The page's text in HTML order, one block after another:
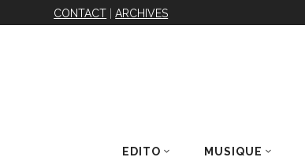
CONTACT |ARCHIVES
EDITO MUSIQUE